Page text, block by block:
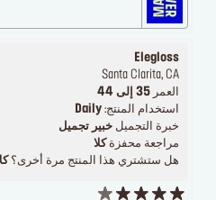
Elegloss
Santa Clarita, CA
العمر 35 إلى 44
استخدام المنتج: Daily
خبرة التجميل خبير تجميل
مراجعة محفزةكلا
هل ستشتري هذا المنتج مرة أخرى؟